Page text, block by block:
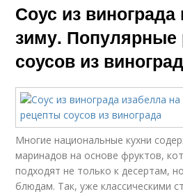
Соус из
зиму. Популярные
соусов из
Многие национальные кухни
маринадов на основе фруктов,
подходят не только к десертам,
блюдам. Так, уже классическими